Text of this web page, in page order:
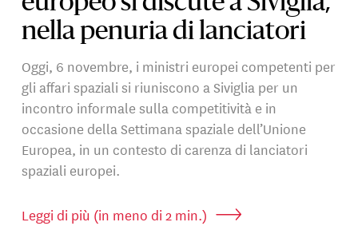
nella penuria di lanciatori
Oggi, 6 novembre, i ministri europei competenti per
gli affari spaziali si riuniscono a Siviglia per un
incontro informale sulla competitività e in
occasione della Settimana spaziale dell’Unione
Europea, in un contesto di carenza di lanciatori
spaziali europei.
Leggi di più (in meno di 2 min.)